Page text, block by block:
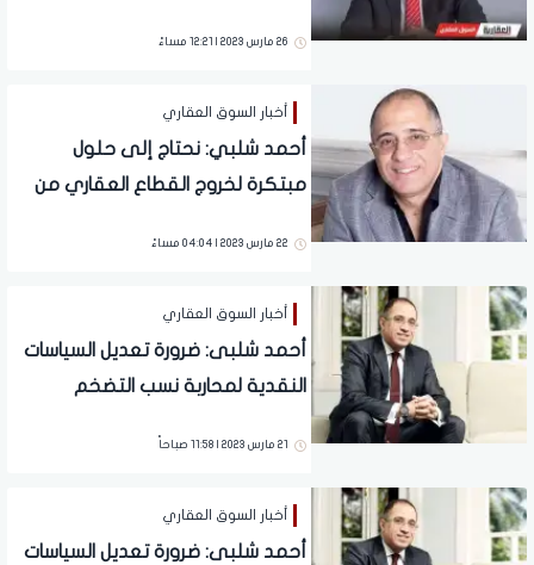
26 مارس 2023 | 12:21 مساءً
أخبار السوق العقاري
أحمد شلبي: نحتاج إلى حلول
مبتكرة لخروج القطاع العقاري من
22 مارس 2023 | 04:04 مساءً
أخبار السوق العقاري
أحمد شلبى: ضرورة تعديل السياسات
النقدية لمحاربة نسب التضخم
21 مارس 2023 | 11:58 صباحاً
أخبار السوق العقاري
أحمد شلبى: ضرورة تعديل السياسات